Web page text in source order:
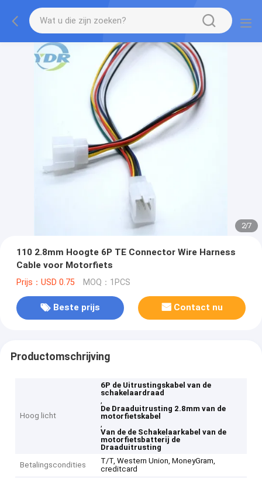
2/7
110 2.8mm Hoogte 6P TE Connector Wire Harness
Cable voor Motorfiets
Prijs：USD 0.75 MOQ：1PCS
Beste prijs Contact nu
Productomschrijving
Hoog licht
6P de Uitrustingskabel van de
schakelaardraad
,
De Draaduitrusting 2.8mm van de
motorfietskabel
,
Van de de Schakelaarkabel van de
motorfietsbatterij de
Draaduitrusting
Betalingscondities
T/T, Western Union, MoneyGram,
creditcard